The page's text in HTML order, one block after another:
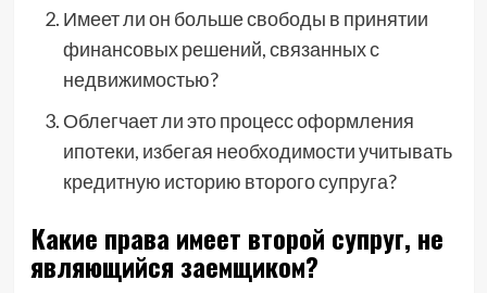
Имеет ли он больше свободы в принятии
финансовых решений, связанных с
недвижимостью?
Облегчает ли это процесс оформления
ипотеки, избегая необходимости учитывать
кредитную историю второго супруга?
Какие права имеет второй супруг, не
являющийся заемщиком?